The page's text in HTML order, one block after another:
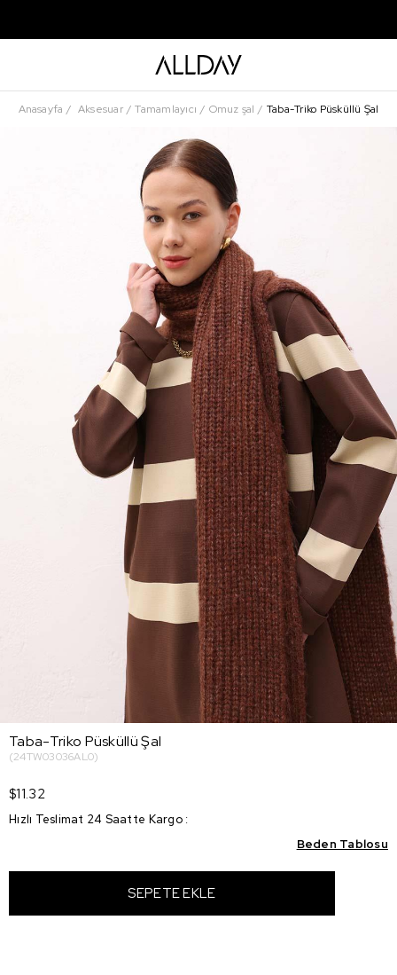
Anasayfa Aksesuar Tamamlayıcı Omuz şal Taba-Triko Püsküllü Şal
Taba-Triko Püsküllü Şal
(24TW03036AL0)
$11.32
Hızlı Teslimat 24 Saatte Kargo :
Beden Tablosu